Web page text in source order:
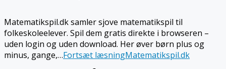
Matematikspil.dk samler sjove matematikspil til
folkeskoleelever. Spil dem gratis direkte i browseren –
uden login og uden download. Her øver børn plus og
minus, gange,…Fortsæt læsningMatematikspil.dk